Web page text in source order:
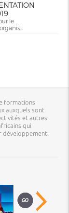
le
formations
auxquels sont
et autres
qui